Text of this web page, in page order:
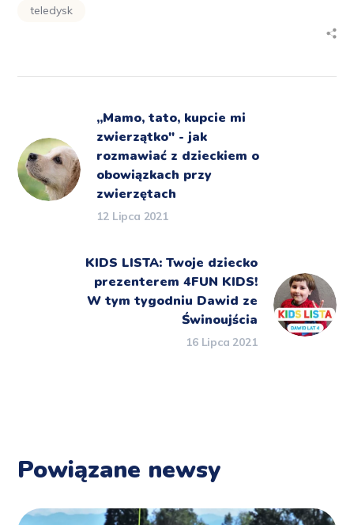
teledysk
,,Mamo, tato, kupcie mi
zwierzątko" - jak
rozmawiać z dzieckiem o
obowiązkach przy
zwierzętach
12 Lipca 2021
KIDS LISTA: Twoje dziecko
prezenterem 4FUN KIDS!
W tym tygodniu Dawid ze
Świnoujścia
16 Lipca 2021
Powiązane newsy